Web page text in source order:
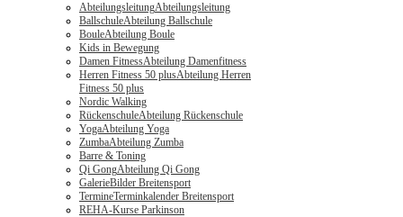
AbteilungsleitungAbteilungsleitung
BallschuleAbteilung Ballschule
BouleAbteilung Boule
Kids in Bewegung
Damen FitnessAbteilung Damenfitness
Herren Fitness 50 plusAbteilung Herren
Fitness 50 plus
Nordic Walking
RückenschuleAbteilung Rückenschule
YogaAbteilung Yoga
ZumbaAbteilung Zumba
Barre & Toning
Qi GongAbteilung Qi Gong
GalerieBilder Breitensport
TermineTerminkalender Breitensport
REHA-Kurse Parkinson